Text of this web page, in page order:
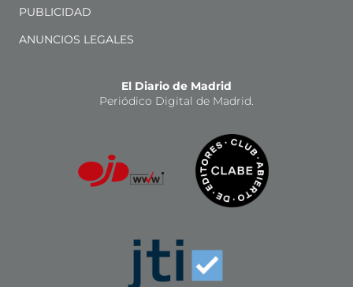
PUBLICIDAD
ANUNCIOS LEGALES
El Diario de Madrid
Periódico Digital de Madrid.